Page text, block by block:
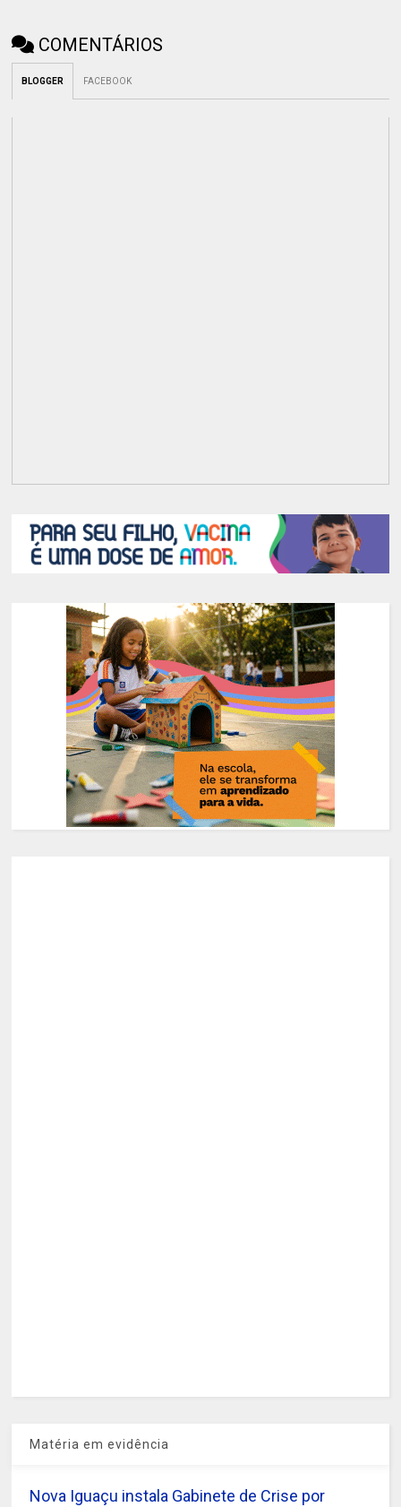
COMENTÁRIOS
BLOGGER FACEBOOK
Matéria em evidência
Nova Iguaçu instala Gabinete de Crise por